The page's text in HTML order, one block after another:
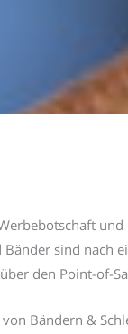
Bänder sind nach
den Point-of-
Bändern &